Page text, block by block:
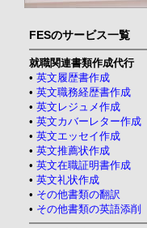
FESのサービス一覧
就職関連書類作成代行
• 英文履歴書作成
• 英文職務経歴書作成
• 英文レジュメ作成
• 英文カバーレター作成
• 英文エッセイ作成
• 英文推薦状作成
• 英文在職証明書作成
• 英文礼状作成
• その他書類の翻訳
• その他書類の英語添削